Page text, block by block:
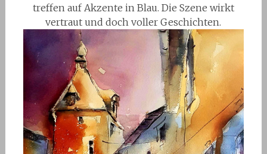
treffen auf Akzente in Blau. Die Szene wirkt
vertraut und doch voller Geschichten.